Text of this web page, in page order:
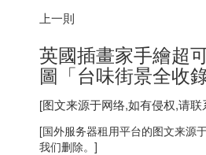
上一則
英國插畫家手繪超
圖「台味街景全收錄
[图文来源于网络,如有侵权,请联
[国外服务器租用平台的图文来源
我们删除。]